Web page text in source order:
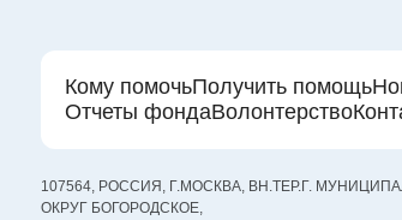
Кому помочьПолучить помощь
Отчеты фондаВолонтерство
107564, РОССИЯ, Г.МОСКВА, ВН.ТЕР.Г.
ОКРУГ БОГОРОДСКОЕ,